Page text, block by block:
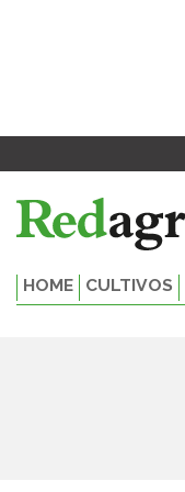
HOME CULTIVOS